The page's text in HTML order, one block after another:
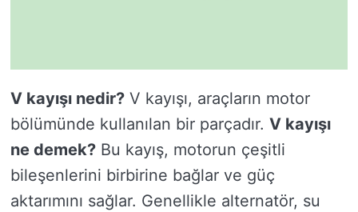
V kayışı nedir? V kayışı, araçların motor
bölümünde kullanılan bir parçadır. V kayışı
ne demek? Bu kayış, motorun çeşitli
bileşenlerini birbirine bağlar ve güç
aktarımını sağlar. Genellikle alternatör, su